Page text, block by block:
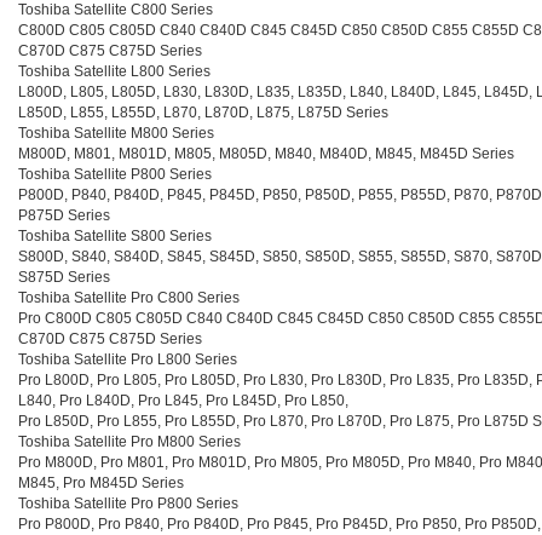
Toshiba Satellite C800 Series
C800D C805 C805D C840 C840D C845 C845D C850 C850D C855 C855D
C870D C875 C875D Series
Toshiba Satellite L800 Series
L800D, L805, L805D, L830, L830D, L835, L835D, L840, L840D, L845, L845D,
L850D, L855, L855D, L870, L870D, L875, L875D Series
Toshiba Satellite M800 Series
M800D, M801, M801D, M805, M805D, M840, M840D, M845, M845D Series
Toshiba Satellite P800 Series
P800D, P840, P840D, P845, P845D, P850, P850D, P855, P855D, P870,
P875D Series
Toshiba Satellite S800 Series
S800D, S840, S840D, S845, S845D, S850, S850D, S855, S855D, S870,
S875D Series
Toshiba Satellite Pro C800 Series
Pro C800D C805 C805D C840 C840D C845 C845D C850 C850D C855
C870D C875 C875D Series
Toshiba Satellite Pro L800 Series
Pro L800D, Pro L805, Pro L805D, Pro L830, Pro L830D, Pro L835, Pro L835D,
L840, Pro L840D, Pro L845, Pro L845D, Pro L850,
Pro L850D, Pro L855, Pro L855D, Pro L870, Pro L870D, Pro L875, Pro L875D
Toshiba Satellite Pro M800 Series
Pro M800D, Pro M801, Pro M801D, Pro M805, Pro M805D, Pro M840, Pro
M845, Pro M845D Series
Toshiba Satellite Pro P800 Series
Pro P800D, Pro P840, Pro P840D, Pro P845, Pro P845D, Pro P850, Pro